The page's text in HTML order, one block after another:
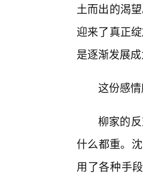
土而出的渴
迎来了真正
是逐渐发展
这份感
柳家的
什么都重。
用了各种手